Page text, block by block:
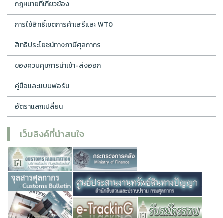
กฎหมายที่เกี่ยวข้อง
การใช้สิทธิ์เขตการค้าเสรีและ WTO
สิทธิประโยชน์ทางภาษีศุลกากร
ของควบคุมการนำเข้า-ส่งออก
คู่มือและแบบฟอร์ม
อัตราแลกเปลี่ยน
เว็บลิงค์ที่น่าสนใจ